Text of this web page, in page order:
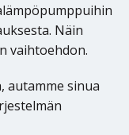
Näin
vaihtoehdon.
autamme sinua